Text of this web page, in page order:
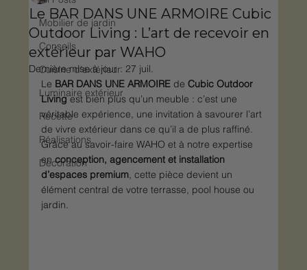
Mobilier de jardin
Conseils
Cuisine d'extérieur
Luminaire extérieur
Recette
Réalisations
Décoration
Le BAR DANS UNE ARMOIRE Cubic
Outdoor Living : L’art de recevoir en
extérieur par WAHO
Dernière mise à jour :27 juil.
Le BAR DANS UNE ARMOIRE de Cubic Outdoor
Living est bien plus qu’un meuble : c’est une
véritable expérience, une invitation à savourer l’art
de vivre extérieur dans ce qu’il a de plus raffiné.
Grâce au savoir-faire WAHO et à notre expertise
en conception, agencement et installation
d’espaces premium, cette pièce devient un
élément central de votre terrasse, pool house ou
jardin.